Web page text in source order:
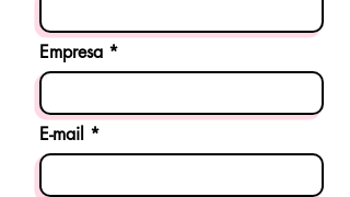
Empresa
E-mail